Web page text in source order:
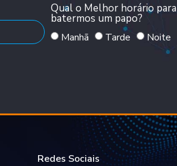
Qual o Melhor horário para
batermos um papo?
Manhã Tarde Noite
Redes Sociais